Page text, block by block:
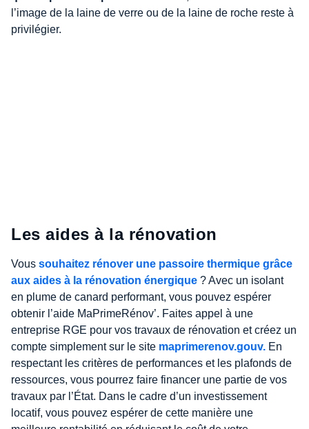
l’image de la laine de verre ou de la laine de roche reste à
privilégier.
Les aides à la rénovation
Vous souhaitez rénover une passoire thermique grâce
aux aides à la rénovation énergique ? Avec un isolant
en plume de canard performant, vous pouvez espérer
obtenir l’aide MaPrimeRénov’. Faites appel à une
entreprise RGE pour vos travaux de rénovation et créez un
compte simplement sur le site maprimerenov.gouv. En
respectant les critères de performances et les plafonds de
ressources, vous pourrez faire financer une partie de vos
travaux par l’État. Dans le cadre d’un investissement
locatif, vous pouvez espérer de cette manière une